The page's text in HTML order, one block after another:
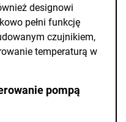
designowi
pełni funkcję
czujnikiem,
temperaturą w
pompą